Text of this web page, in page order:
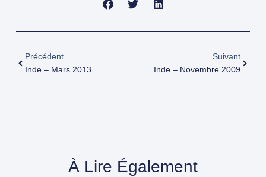
Précédent
Inde – Mars 2013
Suivant
Inde – Novembre 2009
À Lire Également